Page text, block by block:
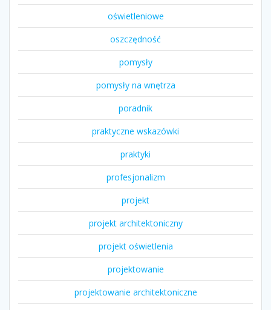
oświetleniowe
oszczędność
pomysły
pomysły na wnętrza
poradnik
praktyczne wskazówki
praktyki
profesjonalizm
projekt
projekt architektoniczny
projekt oświetlenia
projektowanie
projektowanie architektoniczne